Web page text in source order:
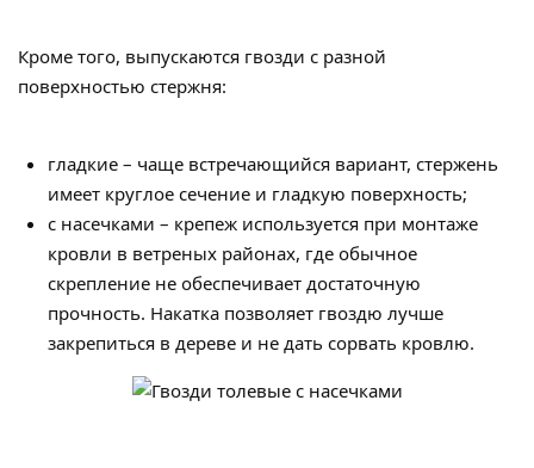
Кроме того, выпускаются гвозди с разной
поверхностью стержня:
гладкие – чаще встречающийся вариант, стержень
имеет круглое сечение и гладкую поверхность;
с насечками – крепеж используется при монтаже
кровли в ветреных районах, где обычное
скрепление не обеспечивает достаточную
прочность. Накатка позволяет гвоздю лучше
закрепиться в дереве и не дать сорвать кровлю.